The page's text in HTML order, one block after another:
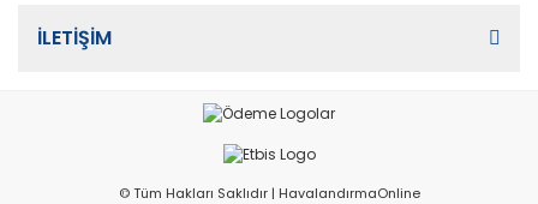
İLETİŞİM
© Tüm Hakları Saklıdır | HavalandırmaOnline